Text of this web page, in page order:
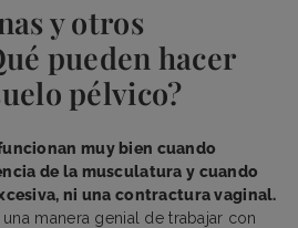
y otros
pueden hacer
pélvico?
muy bien cuando
de la musculatura y cuando
ni una contractura vaginal.
manera genial de trabajar con